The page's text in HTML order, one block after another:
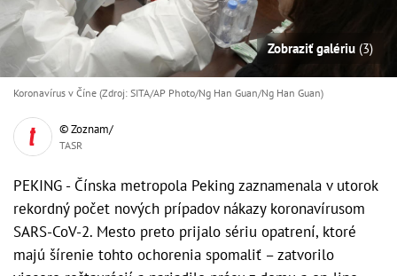
Zobraziť galériu (3)
Koronavírus v Číne (Zdroj: SITA/AP Photo/Ng Han Guan/Ng Han Guan)
© Zoznam/
TASR
PEKING - Čínska metropola Peking zaznamenala v utorok
rekordný počet nových prípadov nákazy koronavírusom
SARS-CoV-2. Mesto preto prijalo sériu opatrení, ktoré
majú šírenie tohto ochorenia spomaliť – zatvorilo